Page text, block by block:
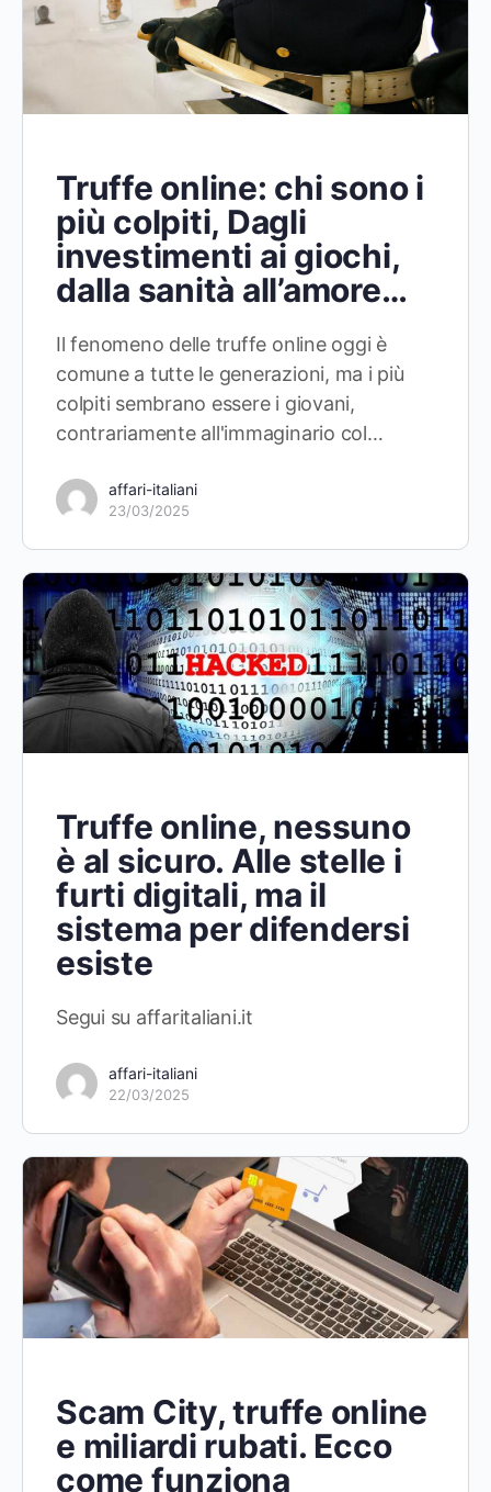
Truffe online: chi sono i
più colpiti, Dagli
investimenti ai giochi,
dalla sanità all’amore…
Il fenomeno delle truffe online oggi è
comune a tutte le generazioni, ma i più
colpiti sembrano essere i giovani,
contrariamente all'immaginario col…
affari-italiani
23/03/2025
Truffe online, nessuno
è al sicuro. Alle stelle i
furti digitali, ma il
sistema per difendersi
esiste
Segui su affaritaliani.it
affari-italiani
22/03/2025
Scam City, truffe online
e miliardi rubati. Ecco
come funziona